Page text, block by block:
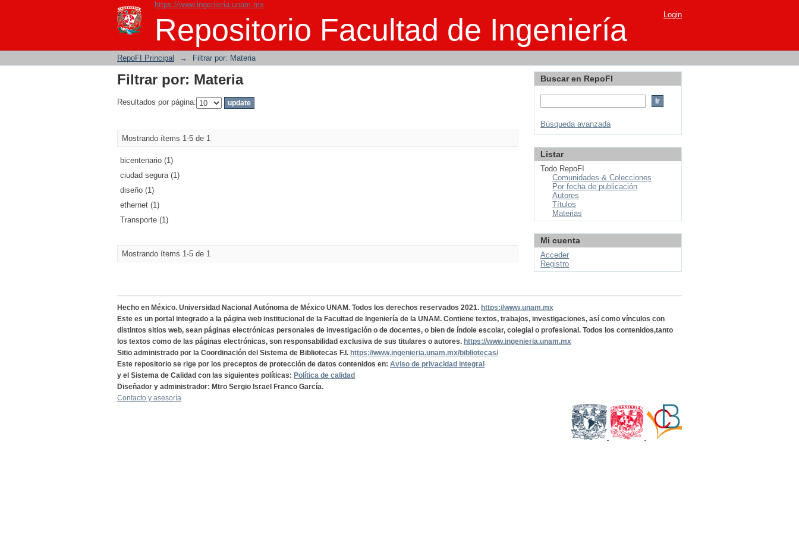
https://www.ingenieria.unam.mx
Repositorio Facultad de Ingeniería
Filtrar por: Materia Login
RepoFI Principal → Filtrar por: Materia
Filtrar por: Materia
Resultados por página:
Mostrando ítems 1-5 de 1
bicentenario (1)
ciudad segura (1)
diseño (1)
ethernet (1)
Transporte (1)
Mostrando ítems 1-5 de 1
Buscar en RepoFI
Búsqueda avanzada
Listar
Todo RepoFI
Comunidades & Colecciones
Por fecha de publicación
Autores
Títulos
Materias
Mi cuenta
Acceder
Registro
Hecho en México. Universidad Nacional Autónoma de México UNAM. Todos los derechos reservados 2021. https://www.unam.mx
Este es un portal integrado a la página web institucional de la Facultad de Ingeniería de la UNAM. Contiene textos, trabajos, investigaciones, así como vínculos con
distintos sitios web, sean páginas electrónicas personales de investigación o de docentes, o bien de índole escolar, colegial o profesional. Todos los contenidos,tanto
los textos como de las páginas electrónicas, son responsabilidad exclusiva de sus titulares o autores. https://www.ingenieria.unam.mx
Sitio administrado por la Coordinación del Sistema de Bibliotecas F.I. https://www.ingenieria.unam.mx/bibliotecas/
Este repositorio se rige por los preceptos de protección de datos contenidos en: Aviso de privacidad integral
y el Sistema de Calidad con las siguientes políticas: Política de calidad
Diseñador y administrador: Mtro Sergio Israel Franco García.
Contacto y asesoría